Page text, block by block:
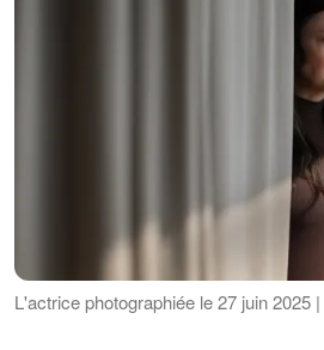
L'actrice photographiée le 27 juin 2025